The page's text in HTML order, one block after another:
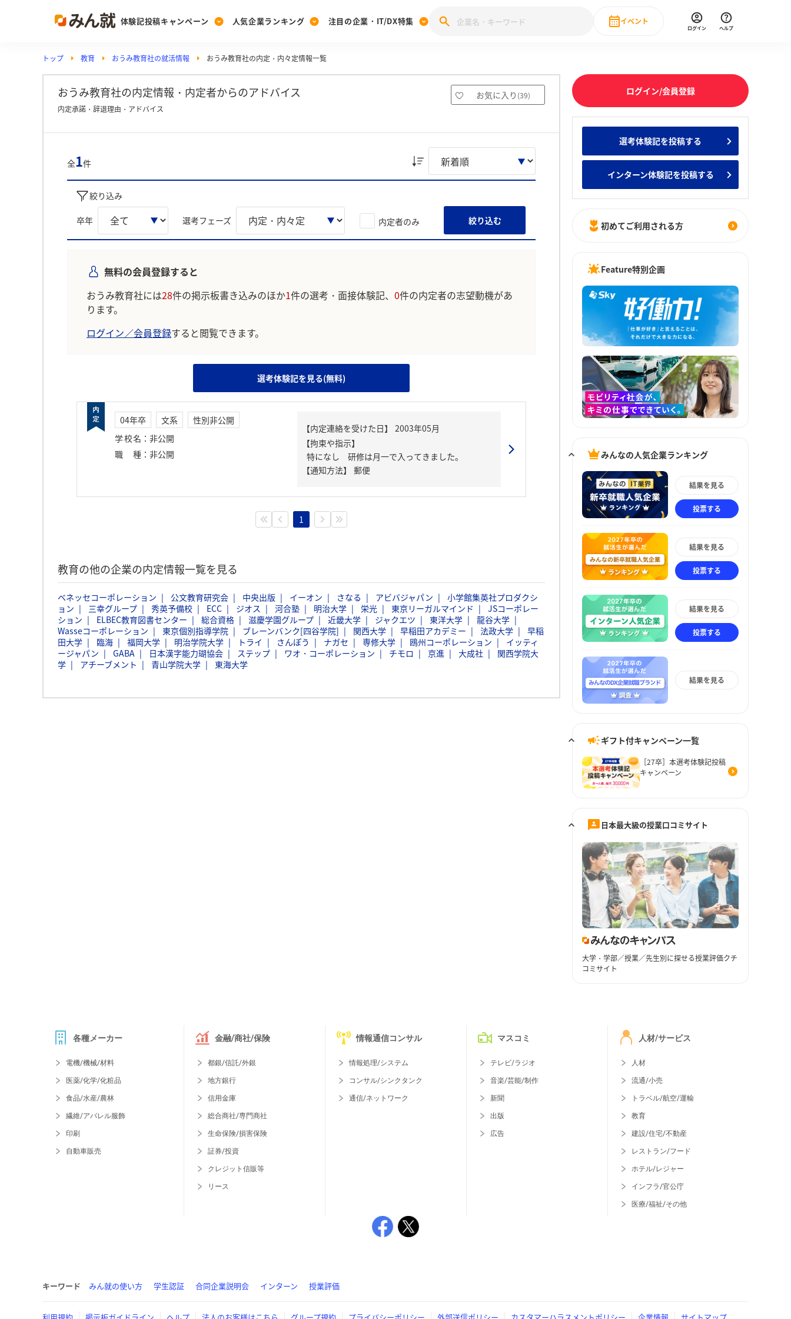
体験記投稿キャンペーン
Post
投稿する
[27卒] 本選考体験記投稿キャンペーン
人気企業ランキング
Ranking
ランキングを見る
Vote みんなの新卒就職人気企業ランキング みんなのインターン人気企業ランキ
注目の企業・IT/DX特集
PickUp
注目の企業特集
28卒 IT・DX現場社員インタビュー
イベント
直近のイベント一覧
ログイン ヘルプ
トップ 教育 おうみ教育社の就活情報 おうみ教育社の内定・内々定情報一覧
おうみ教育社の内定情報・内定者からのアドバイス お気に入り (39)
内定承諾・辞退理由・アドバイス
全1件
絞り込み
卒年 選考フェーズ 内定者のみ 絞り込む
無料の会員登録すると
おうみ教育社には28件の掲示板書き込みのほか1件の選考・面接体験記、 0件の内定者の志望動機があ
ります。
ログイン／会員登録すると閲覧できます。
選考体験記を見る(無料)
04年卒 文系
性別非公開
学校名 ： 非公開
職種 ： 非公開
【内定連絡を受けた日】
2003年05月
【拘束や指示】
特になし 研修は月一で入ってきました。
【通知方法】
郵便
1
教育の他の企業の内定情報一覧を見る
ベネッセコーポレーション 公文教育研究会 中央出版 イーオン さなる アビバジャパン
小学館集英社プロダクシ
ョン
三幸グループ 秀英予備校 ECC ジオス 河合塾 明治大学 栄光 東京リーガルマインド
JSコーポレー
ション
ELBEC教育図書センター 総合資格 滋慶学園グループ 近畿大学 ジャクエツ 東洋大学
龍谷大学
Wasseコーポレーション
東京個別指導学院 ブレーンバンク[四谷学院] 関西大学 早稲田アカデミー 法政大学
早稲
田大学
臨海 福岡大学 明治学院大学 トライ さんぽう ナガセ 専修大学 鴎州コーポレーション
イッティ
ージャパン
GABA 日本漢字能力瑚協会 ステップ ワオ・コーポレーション チモロ 京進 大成社
関西学院大
学
アチーブメント 青山学院大学 東海大学
ログイン/会員登録
選考体験記を投稿する
インターン体験記を投稿する
初めてご利用される方
Feature特別企画
みんなの人気企業ランキング
結果を見る
投票する
結果を見る
投票する
結果を見る
投票する
結果を見る
ギフト付キャンペーン一覧
［27卒］本選考体験記投稿
キャンペーン
日本最大級の授業口コミサイト
大学・学部／授業／先生別に探せる授業評価クチ
コミサイト
各種メーカー
電機/機械/材料
医薬/化学/化粧品
食品/水産/農林
繊維/アパレル服飾
印刷
自動車販売
金融/商社/保険
都銀/信託/外銀
地方銀行
信用金庫
総合商社/専門商社
生命保険/損害保険
証券/投資
クレジット信販等
リース
情報通信コンサル
情報処理/システム
コンサル/シンクタンク
通信/ネットワーク
マスコミ
テレビ/ラジオ
音楽/芸能/制作
新聞
出版
広告
人材/サービス
人材
流通/小売
トラベル/航空/運輸
教育
建設/住宅/不動産
レストラン/フード
ホテル/レジャー
インフラ/官公庁
医療/福祉/その他
キーワード みん就の使い方 学生認証 合同企業説明会 インターン 授業評価